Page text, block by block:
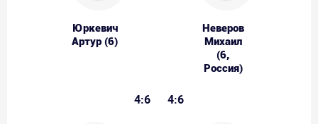
Юркевич
Артур (6)
Неверов
Михаил
(6,
Россия)
4:6 4:6